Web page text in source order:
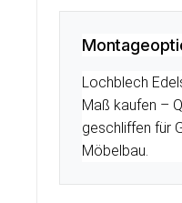
Lochblech
Maß kaufen –
geschliffen für
Möbelbau.